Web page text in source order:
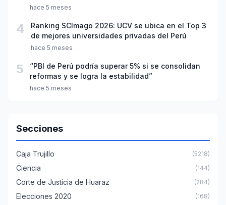
año escolar 2026
hace 5 meses
4
Ranking SCImago 2026: UCV se ubica en el Top 3
de mejores universidades privadas del Perú
hace 5 meses
5
“PBI de Perú podría superar 5% si se consolidan
reformas y se logra la estabilidad”
hace 5 meses
Secciones
Caja Trujillo (5218)
Ciencia (144)
Corte de Justicia de Huaraz (284)
Elecciones 2020 (168)